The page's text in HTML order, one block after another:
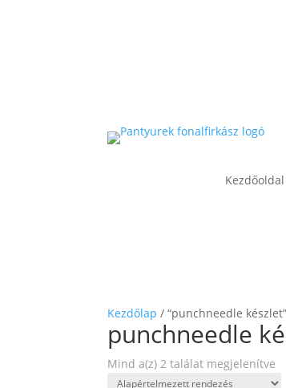
Kezdőoldal
Kezdőlap / “punchneedle
punchneedle
Mind a(z) 2 találat megjelenítve